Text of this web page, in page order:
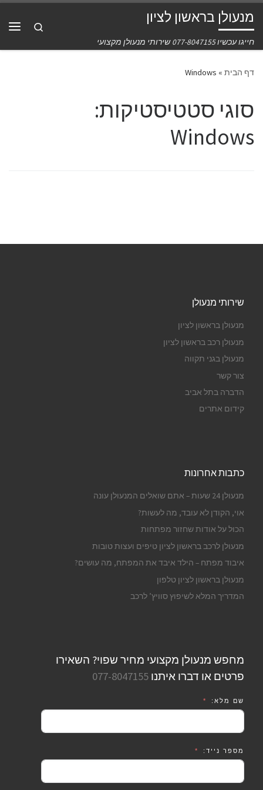
מנעולן בראשון לציון
חייגו עכשיו 077-8047155 שירותי מנעולן מקצועי
Search
דף הבית »
Windows
סוגי סטטיסטיקות:
Windows
שירותי מנעולן
מנעולן בראשון לציון
מנעולן רכב בראשון לציון
מנעולן בגני תקווה
צור קשר
הדברה בתל אביב
קידום אתרים
כתבות אחרונות
מנעולן 24 שעות – אתם שואלים המנעולן עונה
אוי, הקודן לא עובד, מה לעשות?
הכול על אודות שחזור מפתחות
מנעולן לרכב בראשון לציון טיפים ועצות טובות
איבוד מפתח – הילד איבד את המפתח, מה עושים?
מנעולן בראשון לציון טלפון
המדריך המלא לשיפוץ סוויץ’ לרכב
מחפש מנעולן מקצועי מחיר שפוי? השאירו
פרטים או דברו איתנו 077-8047155
שם מלא:
מספר נייד: